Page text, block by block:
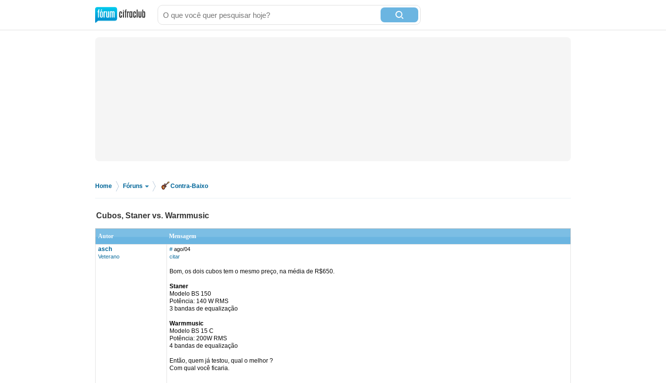
Home Fóruns Contra-Baixo
Cubos, Staner vs. Warmmusic
Autor
Mensagem
asch
Veterano
# ago/04
citar
Bom, os dois cubos tem o mesmo preço, na média de R$650.
Staner
Modelo BS 150
Potência: 140 W RMS
3 bandas de equalização
Warmmusic
Modelo BS 15 C
Potência: 200W RMS
4 bandas de equalização
Então, quem já testou, qual o melhor ?
Com qual você ficaria.